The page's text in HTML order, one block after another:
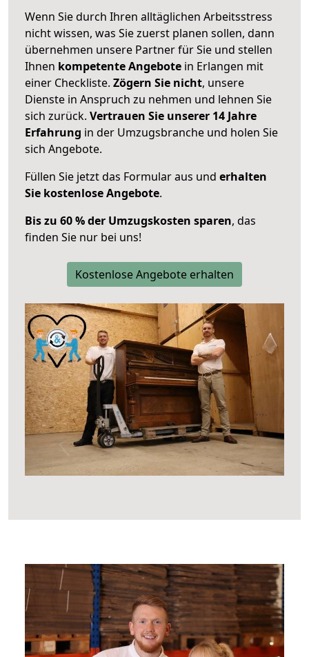
Wenn Sie durch Ihren alltäglichen Arbeitsstress
nicht wissen, was Sie zuerst planen sollen, dann
übernehmen unsere Partner für Sie und stellen
Ihnen kompetente Angebote in Erlangen mit
einer Checkliste. Zögern Sie nicht, unsere
Dienste in Anspruch zu nehmen und lehnen Sie
sich zurück. Vertrauen Sie unserer 14 Jahre
Erfahrung in der Umzugsbranche und holen Sie
sich Angebote.
Füllen Sie jetzt das Formular aus und erhalten
Sie kostenlose Angebote.
Bis zu 60 % der Umzugskosten sparen, das
finden Sie nur bei uns!
Kostenlose Angebote erhalten